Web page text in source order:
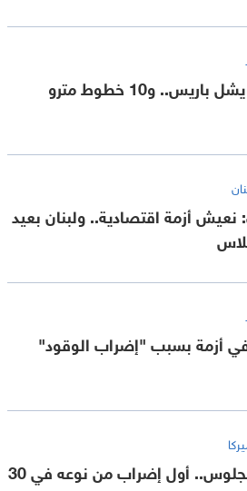
إضراب يشل باريس.. و10 خطوط مترو
نعيش أزمة اقتصادية.. ولبنان بعيد
أزمة بسبب "إضراب الوقود"
لوس أنجلوس.. أول إضراب من نوعه في 30